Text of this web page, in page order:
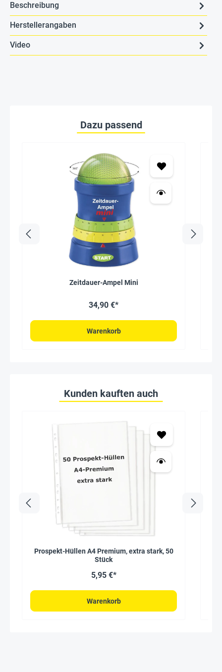
Beschreibung
Herstellerangaben
Video
Dazu passend
Zeitdauer-Ampel Mini
34,90 €*
Warenkorb
Kunden kauften auch
Prospekt-Hüllen A4 Premium, extra stark, 50
Stück
5,95 €*
Warenkorb